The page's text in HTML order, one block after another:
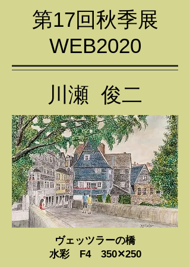
第17回秋季展
WEB2020
川瀬 俊二
ヴェッツラーの橋
水彩 F4 350✕250